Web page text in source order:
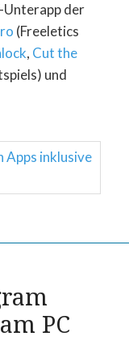
Unterapp der
(Freeletics
, Cut the
und
PC